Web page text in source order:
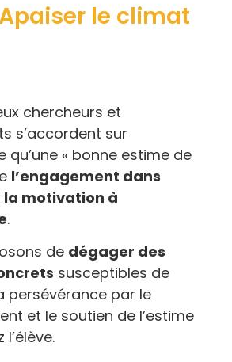
le climat
chercheurs et
s’accordent sur
qu’une « bonne estime de
l’engagement dans
la motivation à
.
de dégager des
susceptibles de
persévérance par le
et le soutien de l’estime